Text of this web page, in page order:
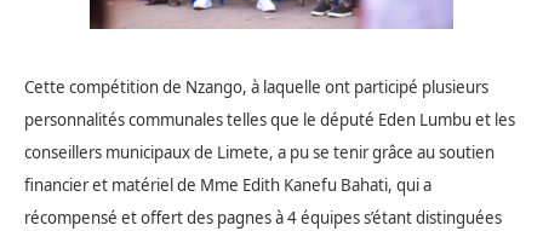
Cette compétition de Nzango, à laquelle ont participé plusieurs
personnalités communales telles que le député Eden Lumbu et les
conseillers municipaux de Limete, a pu se tenir grâce au soutien
financier et matériel de Mme Edith Kanefu Bahati, qui a
récompensé et offert des pagnes à 4 équipes s’étant distinguées